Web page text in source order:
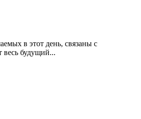
в этот день, связаны с
весь будущий...